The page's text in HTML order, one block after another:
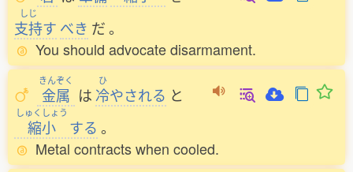
しじ
支持す べき だ。
You should advocate disarmament.
きんぞく
金属 は
ひ
冷やされる と
しゅくしょう
縮小 する 。
Metal contracts when cooled.